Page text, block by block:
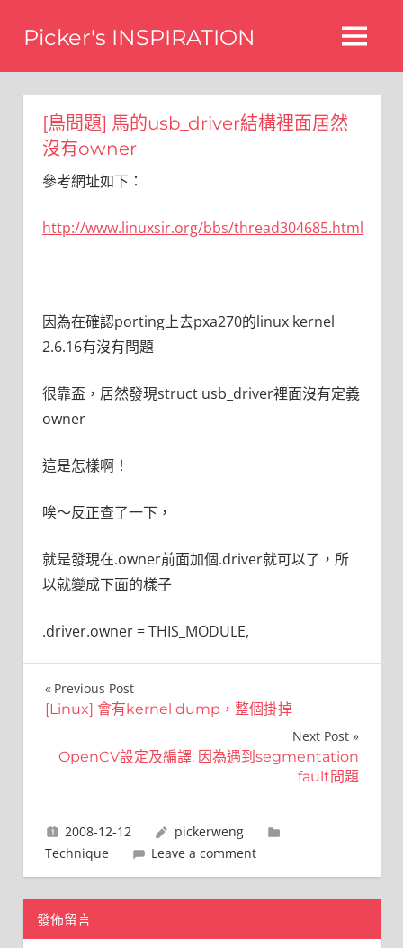
Picker's INSPIRATION MENU
[鳥問題] 馬的usb_driver結構裡面居然
沒有owner
參考網址如下：
http://www.linuxsir.org/bbs/thread304685.html
因為在確認porting上去pxa270的linux kernel
2.6.16有沒有問題
很靠盃，居然發現struct usb_driver裡面沒有定義
owner
這是怎樣啊！
唉～反正查了一下，
就是發現在.owner前面加個.driver就可以了，所
以就變成下面的樣子
.driver.owner = THIS_MODULE,
文
導
覽
Previous Post
[Linux] 會有kernel dump，整個掛掉
Next Post
OpenCV設定及編譯: 因為遇到segmentation
fault問題
2008-12-12
pickerweng
Technique
Leave a comment
發佈留言